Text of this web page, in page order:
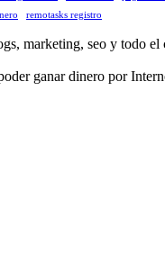
remotasks registro
marketing, seo y todo el
ganar dinero por